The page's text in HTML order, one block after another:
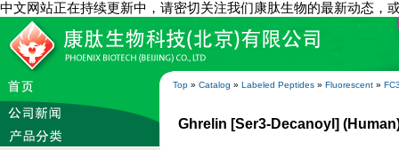
中文网站正在持续更新中，请密切关注我们康肽生物的最新动态，
Top » Catalog » Labeled Peptides » Fluorescent »
Ghrelin [Ser3-Decanoyl]